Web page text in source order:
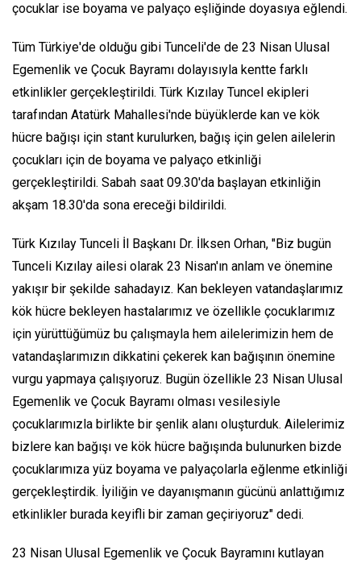
çocuklar ise boyama ve palyaço eşliğinde doyasıya eğlendi.
Tüm Türkiye'de olduğu gibi Tunceli'de de 23 Nisan Ulusal
Egemenlik ve Çocuk Bayramı dolayısıyla kentte farklı
etkinlikler gerçekleştirildi. Türk Kızılay Tuncel ekipleri
tarafından Atatürk Mahallesi'nde büyüklerde kan ve kök
hücre bağışı için stant kurulurken, bağış için gelen ailelerin
çocukları için de boyama ve palyaço etkinliği
gerçekleştirildi. Sabah saat 09.30'da başlayan etkinliğin
akşam 18.30'da sona ereceği bildirildi.
Türk Kızılay Tunceli İl Başkanı Dr. İlksen Orhan, "Biz bugün
Tunceli Kızılay ailesi olarak 23 Nisan'ın anlam ve önemine
yakışır bir şekilde sahadayız. Kan bekleyen vatandaşlarımız
kök hücre bekleyen hastalarımız ve özellikle çocuklarımız
için yürüttüğümüz bu çalışmayla hem ailelerimizin hem de
vatandaşlarımızın dikkatini çekerek kan bağışının önemine
vurgu yapmaya çalışıyoruz. Bugün özellikle 23 Nisan Ulusal
Egemenlik ve Çocuk Bayramı olması vesilesiyle
çocuklarımızla birlikte bir şenlik alanı oluşturduk. Ailelerimiz
bizlere kan bağışı ve kök hücre bağışında bulunurken bizde
çocuklarımıza yüz boyama ve palyaçolarla eğlenme etkinliği
gerçekleştirdik. İyiliğin ve dayanışmanın gücünü anlattığımız
etkinlikler burada keyifli bir zaman geçiriyoruz" dedi.
23 Nisan Ulusal Egemenlik ve Çocuk Bayramını kutlayan